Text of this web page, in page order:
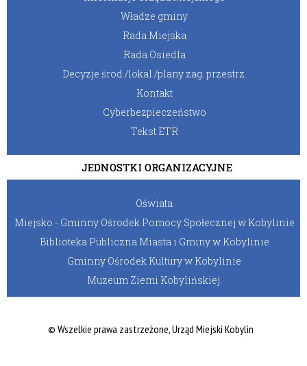
Władze gminy
Rada Miejska
Rada Osiedla
Decyzje środ./lokal./plany zag. przestrz.
Kontakt
Cyberbezpieczeństwo
Tekst ETR
JEDNOSTKI ORGANIZACYJNE
Oświata
Miejsko - Gminny Ośrodek Pomocy Społecznej w Kobylinie
Biblioteka Publiczna Miasta i Gminy w Kobylinie
Gminny Ośrodek Kultury w Kobylinie
Muzeum Ziemi Kobylińskiej.
© Wszelkie prawa zastrzeżone, Urząd Miejski Kobylin